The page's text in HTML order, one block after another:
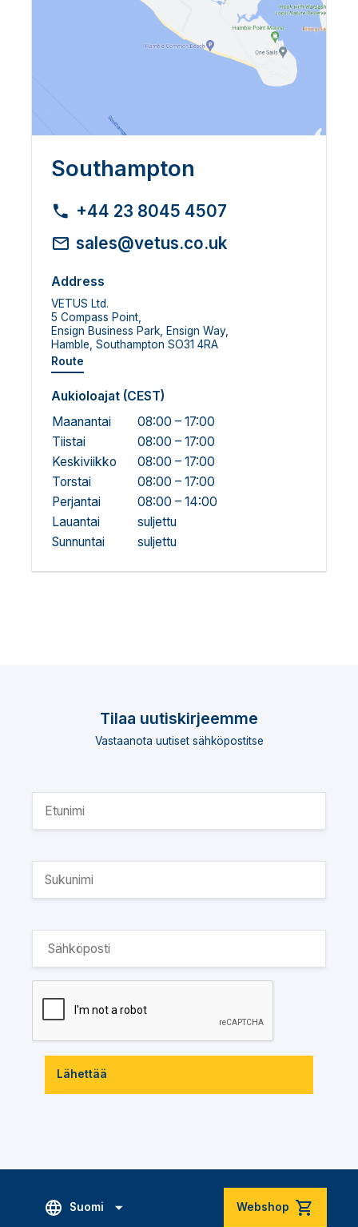
Southampton
+44 23 8045 4507
sales@vetus.co.uk
Address
VETUS Ltd.
5 Compass Point,
Ensign Business Park, Ensign Way,
Hamble, Southampton SO31 4RA
Route
Aukioloajat (CEST)
Maanantai
08:00 – 17:00
Tiistai
08:00 – 17:00
Keskiviikko
08:00 – 17:00
Torstai
08:00 – 17:00
Perjantai
08:00 – 14:00
Lauantai
suljettu
Sunnuntai
suljettu
Tilaa uutiskirjeemme
Vastaanota uutiset sähköpostitse
Lähettää
Suomi Webshop